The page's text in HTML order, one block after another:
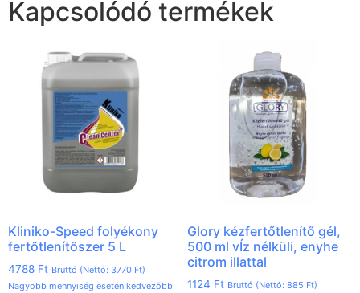
Kapcsolódó termékek
Kliniko-Speed folyékony
fertőtlenítőszer 5 L
4788 Ft Bruttó (Nettó: 3770 Ft)
Nagyobb mennyiség esetén kedvezőbb
Glory kézfertőtlenítő gél,
500 ml vÍz nélküli, enyhe
citrom illattal
1124 Ft Bruttó (Nettó: 885 Ft)